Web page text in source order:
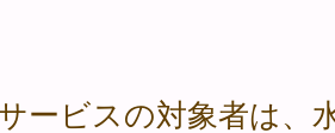
ービスの対象者は、